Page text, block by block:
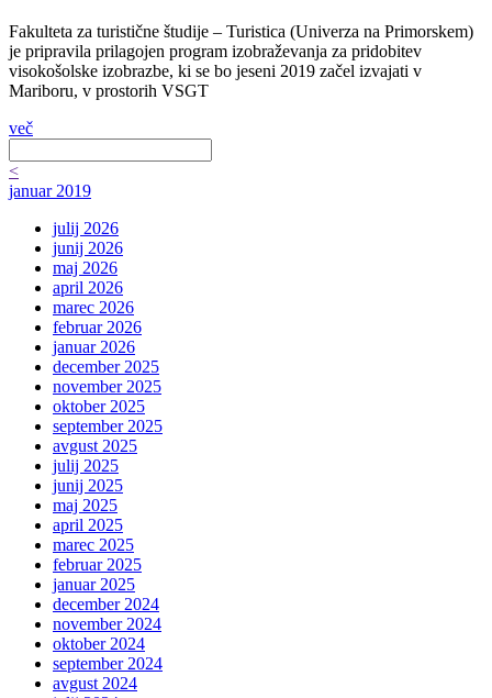
Fakulteta za turistične študije – Turistica (Univerza na Primorskem)
je pripravila prilagojen program izobraževanja za pridobitev
visokošolske izobrazbe, ki se bo jeseni 2019 začel izvajati v
Mariboru, v prostorih VSGT
več
<
januar 2019
julij 2026
junij 2026
maj 2026
april 2026
marec 2026
februar 2026
januar 2026
december 2025
november 2025
oktober 2025
september 2025
avgust 2025
julij 2025
junij 2025
maj 2025
april 2025
marec 2025
februar 2025
januar 2025
december 2024
november 2024
oktober 2024
september 2024
avgust 2024